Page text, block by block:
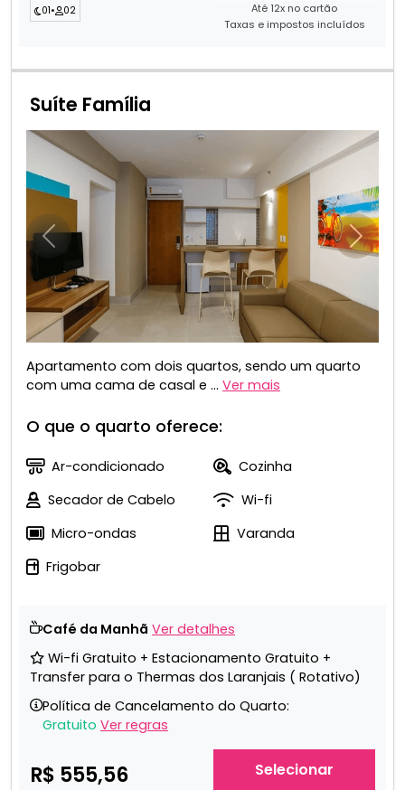
01• 02
Até 12x no cartão
Taxas e impostos incluídos
Suíte Família
Anterior
Apartamento com dois quartos, sendo um quarto
com uma cama de casal e ... Ver mais
O que o quarto oferece:
Ar-condicionado
Cozinha
Secador de Cabelo
Wi-fi
Micro-ondas
Varanda
Frigobar
Café da Manhã Ver detalhes
Wi-fi Gratuito + Estacionamento Gratuito +
Transfer para o Thermas dos Laranjais ( Rotativo)
Política de Cancelamento do Quarto:
Gratuito Ver regras
R$ 555,56 Selecionar